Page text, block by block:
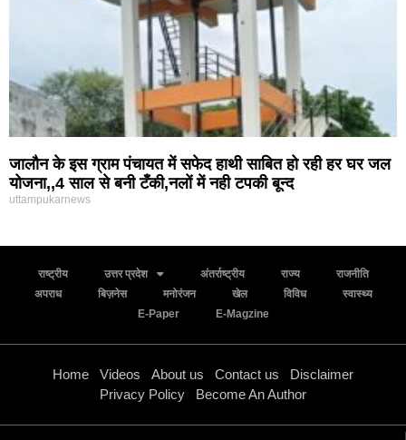
जालौन के इस ग्राम पंचायत में सफेद हाथी साबित हो रही हर घर जल
योजना,,4 साल से बनी टँकी,नलों में नही टपकी बून्द
uttampukarnews
राष्ट्रीय उत्तर प्रदेश अंतर्राष्ट्रीय राज्य
राजनीति
अपराध
बिज़नेस मनोरंजन खेल विविध
स्वास्थ्य
E-Paper
E-Magzine
Home Videos About us Contact us
Disclaimer
Privacy Policy
Become An Author